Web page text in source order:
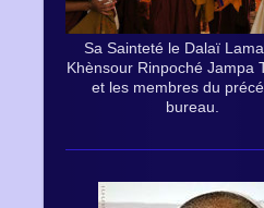
Sa Sainteté le Dalaï
Khènsour Rinpoché Jampa
et les membres du
bureau.